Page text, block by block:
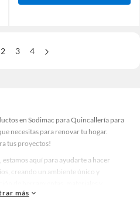
2 3 4
en Sodimac para Quincallería para
necesitas para renovar tu hogar.
tus proyectos!
aquí para ayudarte a hacer
creando un ambiente único y
crear un espacio más tú.
más